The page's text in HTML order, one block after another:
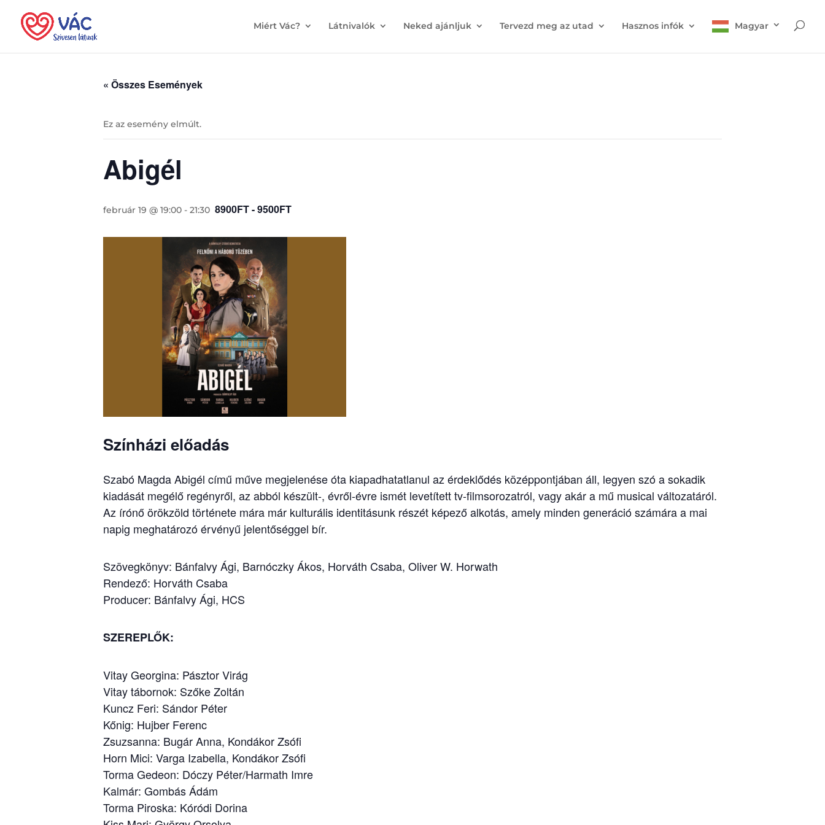
Miért Vác? Látnivalók Neked ajánljuk Tervezd meg az utad Hasznos infók Magyar
« Összes Események
Ez az esemény elmúlt.
Abigél
február 19 @ 19:00 - 21:30 8900FT - 9500FT
Színházi előadás
Szabó Magda Abigél című műve megjelenése óta kiapadhatatlanul az érdeklődés középpontjában áll, legyen szó a sokadik
kiadását megélő regényről, az abból készült-, évről-évre ismét levetített tv-filmsorozatról, vagy akár a mű musical változatáról.
Az írónő örökzöld története mára már kulturális identitásunk részét képező alkotás, amely minden generáció számára a mai
napig meghatározó érvényű jelentőséggel bír.
Szövegkönyv: Bánfalvy Ági, Barnóczky Ákos, Horváth Csaba, Oliver W. Horwath
Rendező: Horváth Csaba
Producer: Bánfalvy Ági, HCS
SZEREPLŐK:
Vitay Georgina: Pásztor Virág
Vitay tábornok: Szőke Zoltán
Kuncz Feri: Sándor Péter
Kőnig: Hujber Ferenc
Zsuzsanna: Bugár Anna, Kondákor Zsófi
Horn Mici: Varga Izabella, Kondákor Zsófi
Torma Gedeon: Dóczy Péter/Harmath Imre
Kalmár: Gombás Ádám
Torma Piroska: Kóródi Dorina